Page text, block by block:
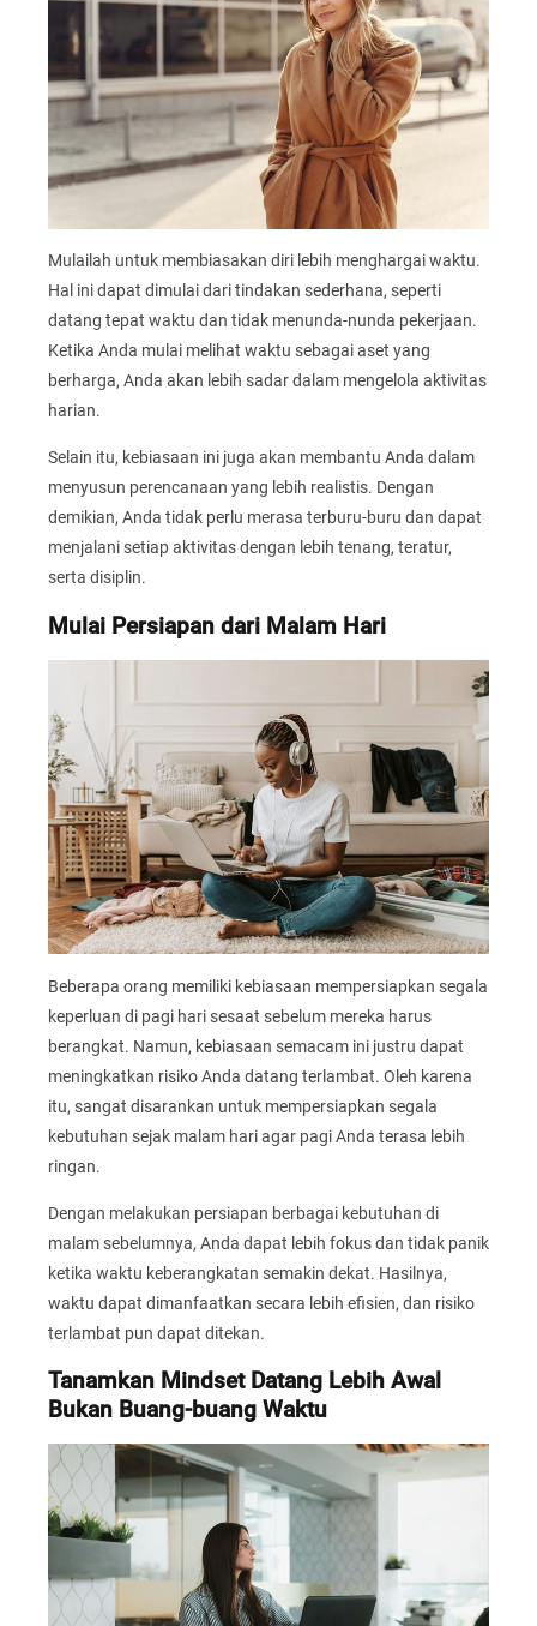
Mulailah untuk membiasakan diri lebih menghargai waktu.
Hal ini dapat dimulai dari tindakan sederhana, seperti
datang tepat waktu dan tidak menunda-nunda pekerjaan.
Ketika Anda mulai melihat waktu sebagai aset yang
berharga, Anda akan lebih sadar dalam mengelola aktivitas
harian.
Selain itu, kebiasaan ini juga akan membantu Anda dalam
menyusun perencanaan yang lebih realistis. Dengan
demikian, Anda tidak perlu merasa terburu-buru dan dapat
menjalani setiap aktivitas dengan lebih tenang, teratur,
serta disiplin.
Mulai Persiapan dari Malam Hari
Beberapa orang memiliki kebiasaan mempersiapkan segala
keperluan di pagi hari sesaat sebelum mereka harus
berangkat. Namun, kebiasaan semacam ini justru dapat
meningkatkan risiko Anda datang terlambat. Oleh karena
itu, sangat disarankan untuk mempersiapkan segala
kebutuhan sejak malam hari agar pagi Anda terasa lebih
ringan.
Dengan melakukan persiapan berbagai kebutuhan di
malam sebelumnya, Anda dapat lebih fokus dan tidak panik
ketika waktu keberangkatan semakin dekat. Hasilnya,
waktu dapat dimanfaatkan secara lebih efisien, dan risiko
terlambat pun dapat ditekan.
Tanamkan Mindset Datang Lebih Awal
Bukan Buang-buang Waktu